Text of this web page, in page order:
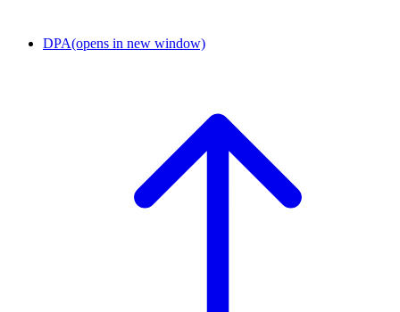
DPA(opens in new window)